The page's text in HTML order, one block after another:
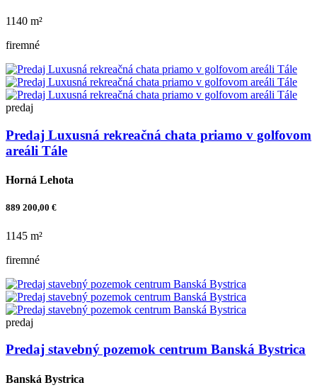
1140 m²
firemné
predaj
Predaj Luxusná rekreačná chata priamo v golfovom
areáli Tále
Horná Lehota
889 200,00 €
1145 m²
firemné
predaj
Predaj stavebný pozemok centrum Banská Bystrica
Banská Bystrica